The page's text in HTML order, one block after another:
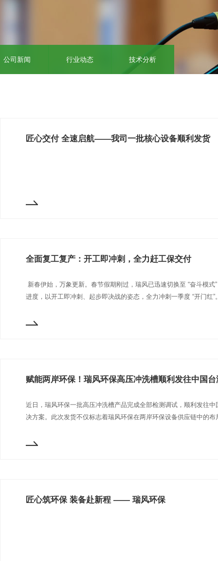
公司新闻 行业动态 技术分析
匠心交付 全速启航——我司一批核心设备顺利发货
全面复工复产：开工即冲刺，全力赶工保交付
新春伊始，万象更新。春节假期刚过，瑞风已迅速切换至 “奋斗模
进度，以开工即冲刺、起步即决战的姿态，全力冲刺一季度 “开门红”
赋能两岸环保！瑞风环保高压冲洗槽顺利发往中国台
近日，瑞风环保一批高压冲洗槽产品完成全部检测调试，顺利发往
决方案。此次发货不仅标志着瑞风环保在两岸环保设备供应链中的
匠心筑环保 装备赴新程 —— 瑞风环保